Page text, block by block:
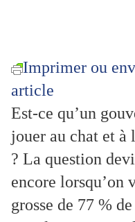
Imprimer ou
article
Est-ce qu’un
jouer au chat et à
? La question
encore lorsqu’on
grosse de 77 %